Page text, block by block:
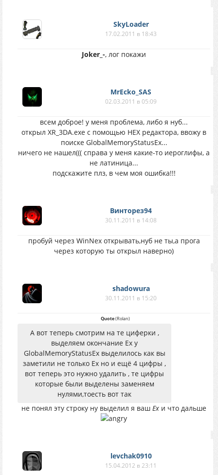
SkyLoader
17.02.2011 в 18:43
Joker_-, лог покажи
MrEcko_SAS
02.03.2011 в 05:09
всем доброе! у меня проблема, либо я нуб...
открыл XR_3DA.exe с помощью НЕХ редактора, ввожу в
поиске GlobalMemoryStatusEx...
ничего не нашел((( справа у меня какие-то иероглифы, а
не латиница...
подскажите плз, в чем моя ошибка!!!
Винторез94
30.11.2011 в 14:08
пробуй через WinNex открывать,нуб не ты,а прога
через которую ты открыл наверно)
shadowura
30.11.2011 в 15:20
Quote(Rolan)
А вот теперь смотрим на те циферки ,
выделяем окончание Ех у
GlobalMemoryStatusEx выделилось как вы
заметили не только Ех но и ещё 4 цифры ,
вот теперь это нужно удалить , те цифры
которые были выделены заменяем
нулями,тоесть вот так
не понял эту строку ну выделил я ваш Ex и что дальше
levchak0910
15.04.2012 в 23:11